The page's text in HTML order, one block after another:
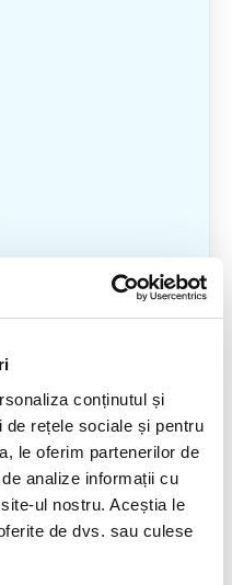
conținutul și
de rețele sociale și pentru
le oferim partenerilor de
analize informații cu
ul nostru. Aceștia le
de dvs. sau culese
Stone contine 7
transparent, Goethit,
citrin sau clorit.